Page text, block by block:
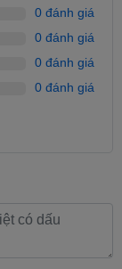
bố).
mùi):
sạch không khí
0 đánh giá
0 đánh giá
0 đánh giá
0 đánh giá